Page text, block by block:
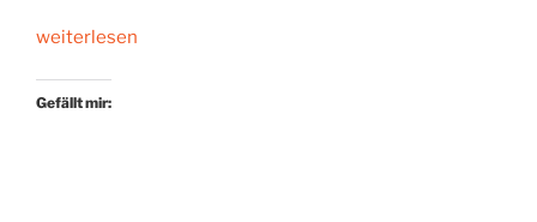
„Mit
durch
weiterlesen
Gefällt mir: